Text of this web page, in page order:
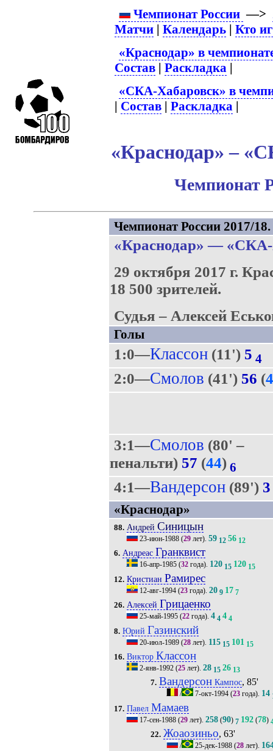
Чемпионат России —>
Матчи |Календарь |Кто
«Краснодар» в
Состав |Раскладка |
«СКА-Хабаровск» в
| Состав |Раскладка |
«Краснодар» –
Чемпионат
Чемпионат России 2017/
«Краснодар» — «СКА-
29 октября 2017 г.
18 500 зрителей.
Судья – Алексей
Голы
1:0—Классон(11') 5 4
2:0—Смолов (41') 56 (
3:1—Смолов (80' –
пенальти) 57 (44) 6
4:1—Вандерсон(89') 3
«Краснодар»
88. Андрей Синицын
23-июн-1988(29лет). 59 12 56 12
6. Андреас Гранквист
16-апр-1985(32года). 120 15 120 15
12. Кристиан Рамирес
12-авг-1994(23года). 20 9 17 7
26. Алексей Грицаенко
25-май-1995(22года). 4 4 4 4
8. Юрий Газинский
20-июл-1989(28лет). 115 15 101 15
16. Виктор Классон
2-янв-1992(25лет). 28 15 26 13
7. ВандерсонКампос, 85'
/ 7-окт-1994 (23 года). 14
17. Павел Мамаев
17-сен-1988(29лет). 258(90) 7 192(78)
22. Жоаозиньо, 63'
/ 25-дек-1988 (28 лет).